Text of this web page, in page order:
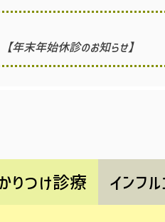
【年末年始休診のお知らせ】
りつけ診療 インフ